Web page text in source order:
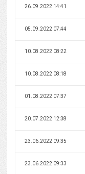
26.09.2022 14:41
05.09.2022 07:44
10.08.2022 08:22
10.08.2022 08:18
01.08.2022 07:37
20.07.2022 12:38
23.06.2022 09:35
23.06.2022 09:33